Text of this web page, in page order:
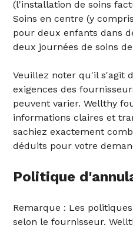
(l'installation de soins
Soins en centre (y
pour deux enfants dans
deux journées de soins
Veuillez noter qu'il s'agit
exigences des
peuvent varier. Wellthy
informations claires et
sachiez exactement
déduits pour votre
Politique
Remarque : Les
selon le fournisseur.